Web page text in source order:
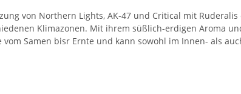
von Northern Lights, AK-47 und Critical mit
Klimazonen. Mit ihrem süßlich-erdigen Aroma
Samen bisr Ernte und kann sowohl im Innen- als